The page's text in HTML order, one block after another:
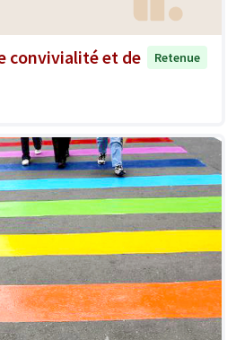
convivialité et de
Retenue